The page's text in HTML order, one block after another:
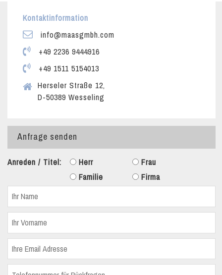
Kontaktinformation
info@maasgmbh.com
+49 2236 9444916
+49 1511 5154013
Herseler Straße 12,
D-50389 Wesseling
Anfrage senden
Anreden / Titel: Herr
Frau
Familie
Firma